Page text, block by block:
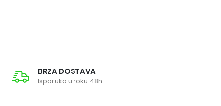
BRZA DOSTAVA
Isporuka u roku 48h